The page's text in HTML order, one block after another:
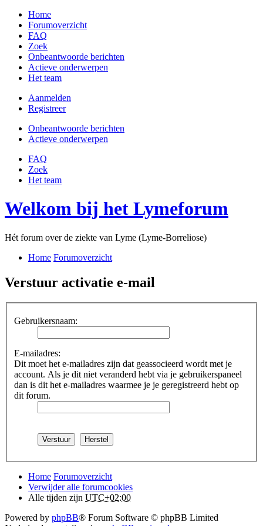
Home
Forumoverzicht
FAQ
Zoek
Onbeantwoorde berichten
Actieve onderwerpen
Het team
Aanmelden
Registreer
Onbeantwoorde berichten
Actieve onderwerpen
FAQ
Zoek
Het team
Welkom bij het Lymeforum
Hét forum over de ziekte van Lyme (Lyme-Borreliose)
Home Forumoverzicht
Verstuur activatie e-mail
Gebruikersnaam:
E-mailadres:
Dit moet het e-mailadres zijn dat geassocieerd wordt met je
account. Als je dit niet veranderd hebt via je gebruikerspaneel
dan is dit het e-mailadres waarmee je je geregistreerd hebt op
dit forum.
Home Forumoverzicht
Verwijder alle forumcookies
Alle tijden zijn UTC+02:00
Powered by phpBB® Forum Software © phpBB Limited